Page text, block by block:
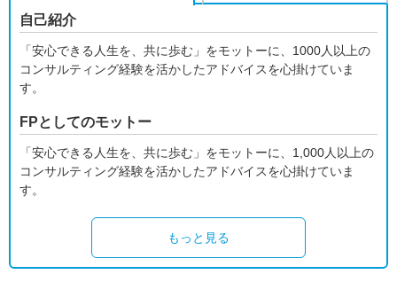
自己紹介
「安心できる人生を、共に歩む」をモットーに、1000人以上の
コンサルティング経験を活かしたアドバイスを心掛けていま
す。
FPとしてのモットー
「安心できる人生を、共に歩む」をモットーに、1,000人以上の
コンサルティング経験を活かしたアドバイスを心掛けていま
す。
もっと見る